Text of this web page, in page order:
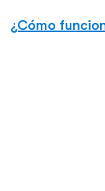
¿Cómo